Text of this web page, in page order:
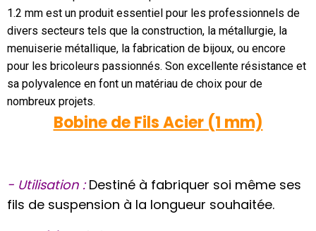
1.2 mm est un produit essentiel pour les professionnels de
divers secteurs tels que la construction, la métallurgie, la
menuiserie métallique, la fabrication de bijoux, ou encore
pour les bricoleurs passionnés. Son excellente résistance et
sa polyvalence en font un matériau de choix pour de
nombreux projets.
Bobine de Fils Acier (1 mm)
- Utilisation : Destiné à fabriquer soi même ses
fils de suspension à la longueur souhaitée.